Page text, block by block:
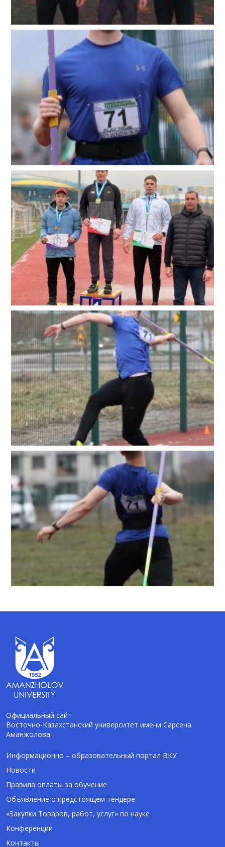
Официальный сайт
Восточно-Казахстанский университет имени Сарсена
Аманжолова
Информационно – образовательный портал ВКУ
Новости
Правила оплаты за обучение
Объявление о предстоящем тендере
«Закупки Товаров, работ, услуг» по науке
Конференции
Контакты
Помощник Amanzholov University
Здравствуйте! Я AI-Talapker — помощник
ВКУ им. Сарсена Аманжолова (ВКУ). Отвечу
на вопросы о поступлении в бакалавриат,